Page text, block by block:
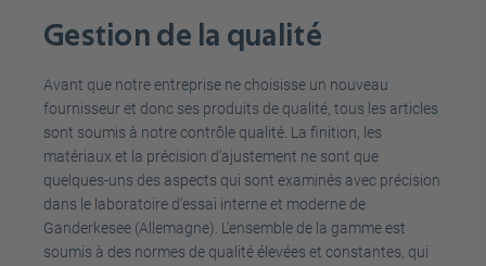
Gestion de la qualité
Avant que notre entreprise ne choisisse un nouveau
fournisseur et donc ses produits de qualité, tous les articles
sont soumis à notre contrôle qualité. La finition, les
matériaux et la précision d'ajustement ne sont que
quelques-uns des aspects qui sont examinés avec précision
dans le laboratoire d'essai interne et moderne de
Ganderkesee (Allemagne). L'ensemble de la gamme est
soumis à des normes de qualité élevées et constantes, qui